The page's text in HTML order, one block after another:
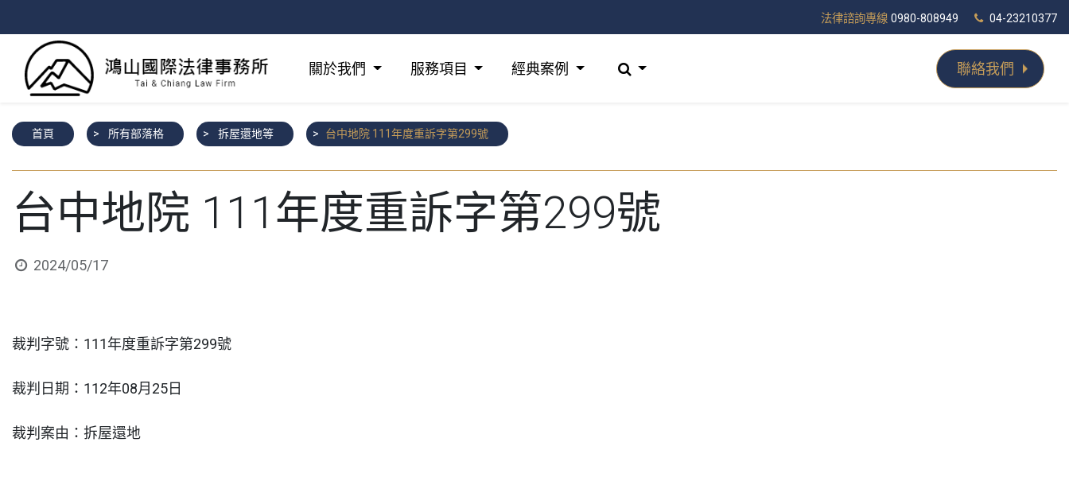
法律諮詢專線 0980-808949 04-23210377
關於我們 服務項目 經典案例 聯絡我們
首頁 所有部落格 拆屋還地等 台中地院 111年度重訴字第299號
台中地院 111年度重訴字第299號
2024/05/17
裁判字號：111年度重訴字第299號
裁判日期：112年08月25日
裁判案由：拆屋還地